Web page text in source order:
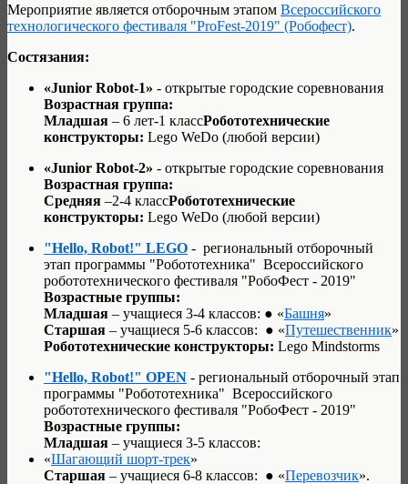
Мероприятие является отборочным этапом Всероссийского
технологического фестиваля "ProFest-2019" (Робофест).
Состязания:
«Junior Robot-1» - открытые городские соревнования
Возрастная группа:
Младшая – 6 лет-1 классРобототехнические
конструкторы: Lego WeDo (любой версии)
«Junior Robot-2» - открытые городские соревнования
Возрастная группа:
Средняя –2-4 классРобототехнические
конструкторы: Lego WeDo (любой версии)
"Hello, Robot!" LEGO - региональный отборочный
этап программы "Робототехника" Всероссийского
робототехнического фестиваля "РобоФест - 2019"
Возрастные группы:
Младшая – учащиеся 3-4 классов: ● «Башня»
Старшая – учащиеся 5-6 классов: ● «Путешественник»
Робототехнические конструкторы: Lego Mindstorms
"Hello, Robot!" OPEN - региональный отборочный этап
программы "Робототехника" Всероссийского
робототехнического фестиваля "РобоФест - 2019"
Возрастные группы:
Младшая – учащиеся 3-5 классов:
«Шагающий шорт-трек»
Старшая – учащиеся 6-8 классов: ● «Перевозчик».